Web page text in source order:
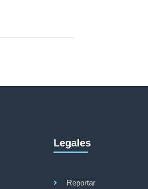
Legales
Reportar